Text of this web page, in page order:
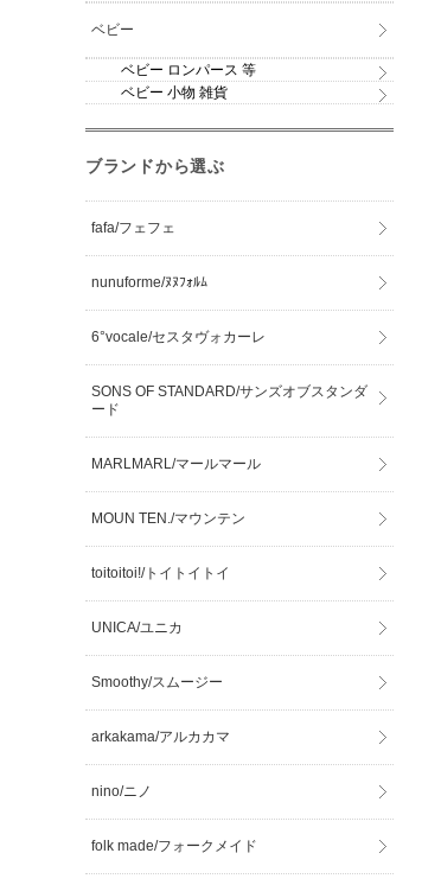
ベビー
ベビー ロンパース 等
ベビー 小物 雑貨
ブランドから選ぶ
fafa/フェフェ
nunuforme/ﾇﾇﾌｫﾙﾑ
6°vocale/セスタヴォカーレ
SONS OF STANDARD/サンズオブスタンダ
ード
MARLMARL/マールマール
MOUN TEN./マウンテン
toitoitoi!/トイトイトイ
UNICA/ユニカ
Smoothy/スムージー
arkakama/アルカカマ
nino/ニノ
folk made/フォークメイド